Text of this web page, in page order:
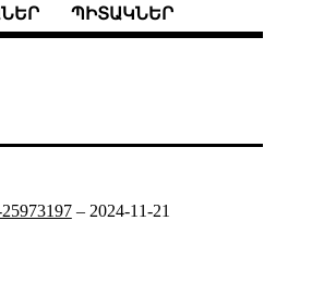
ՊԻՏԱԿՆԵՐ
– 2024-11-21